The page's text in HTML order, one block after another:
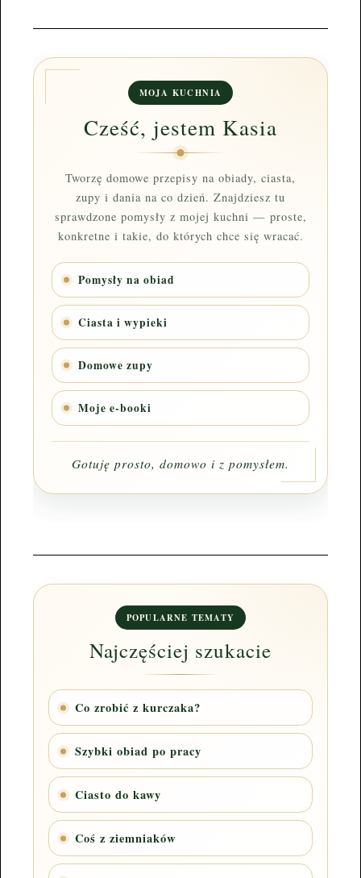
MOJA KUCHNIA
Cześć, jestem Kasia
Tworzę domowe przepisy na obiady, ciasta,
zupy i dania na co dzień. Znajdziesz tu
sprawdzone pomysły z mojej kuchni — proste,
konkretne i takie, do których chce się wracać.
Pomysły na obiad
Ciasta i wypieki
Domowe zupy
Moje e-booki
Gotuję prosto, domowo i z pomysłem.
POPULARNE TEMATY
Najczęściej szukacie
Co zrobić z kurczaka?
Szybki obiad po pracy
Ciasto do kawy
Coś z ziemniaków